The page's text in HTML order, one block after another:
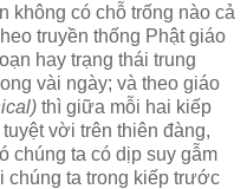
không có chỗ trống nào cả
truyền thống Phật giáo
hay trạng thái trung
vài ngày; và theo giáo
thì giữa mỗi hai kiếp
vời trên thiên đàng,
chúng ta có dịp suy gẫm
chúng ta trong kiếp trước